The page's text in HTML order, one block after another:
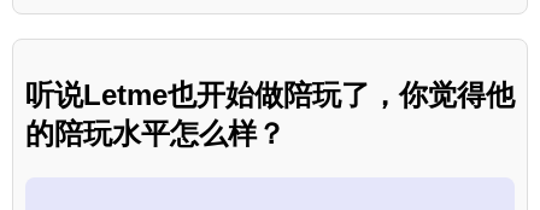
听说Letme也开始做陪玩了，你觉得他
的陪玩水平怎么样？